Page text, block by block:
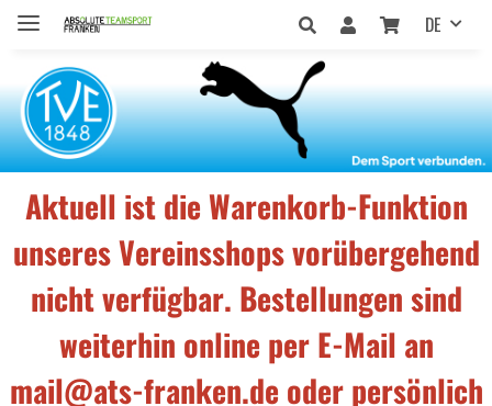
DE
Aktuell ist die Warenkorb-Funktion
unseres Vereinsshops vorübergehend
nicht verfügbar. Bestellungen sind
weiterhin online per E-Mail an
mail@ats-franken.de oder persönlich